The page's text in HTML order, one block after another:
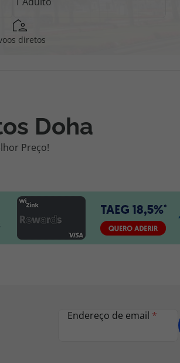
diretos
Doha
Preço!
Endereço de email *